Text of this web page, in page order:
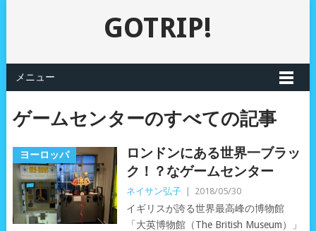
GOTRIP!
メニュー
ゲームセンターのすべての記事
ヨーロッパ
ロンドンにある世界一ブラッ
ク！？なゲームセンター
ネイサン弘子 2018/05/30
イギリスが誇る世界最高峰の博物館
「大英博物館（The British Museum）」